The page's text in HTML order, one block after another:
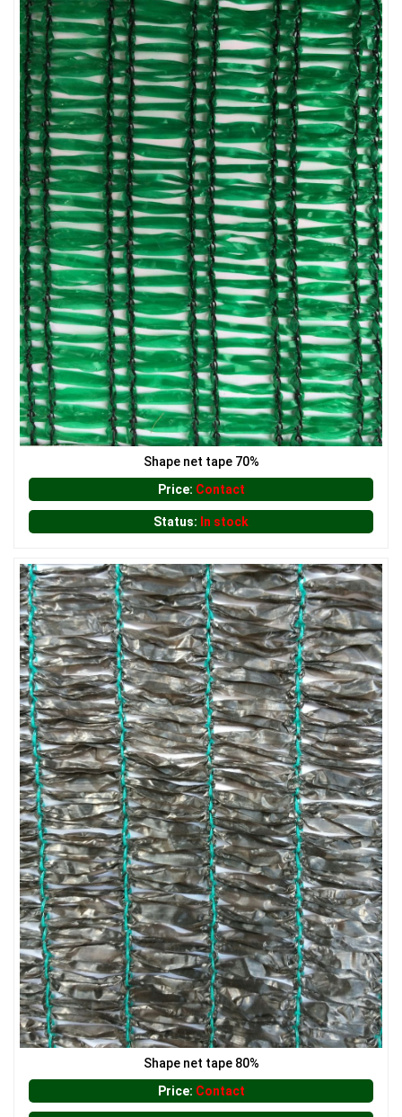
LƯỚI HÀNG RÀO HÌNH VUÔNG
LƯỚI CHE NẮNG
LƯỚI HÀNG RÀO HÌNH CHỮ NHẬT
LƯỚI CHẮN CHIM
Shape net tape 70%
Price: Contact
Status: In stock
Shape net tape 80%
Price: Contact